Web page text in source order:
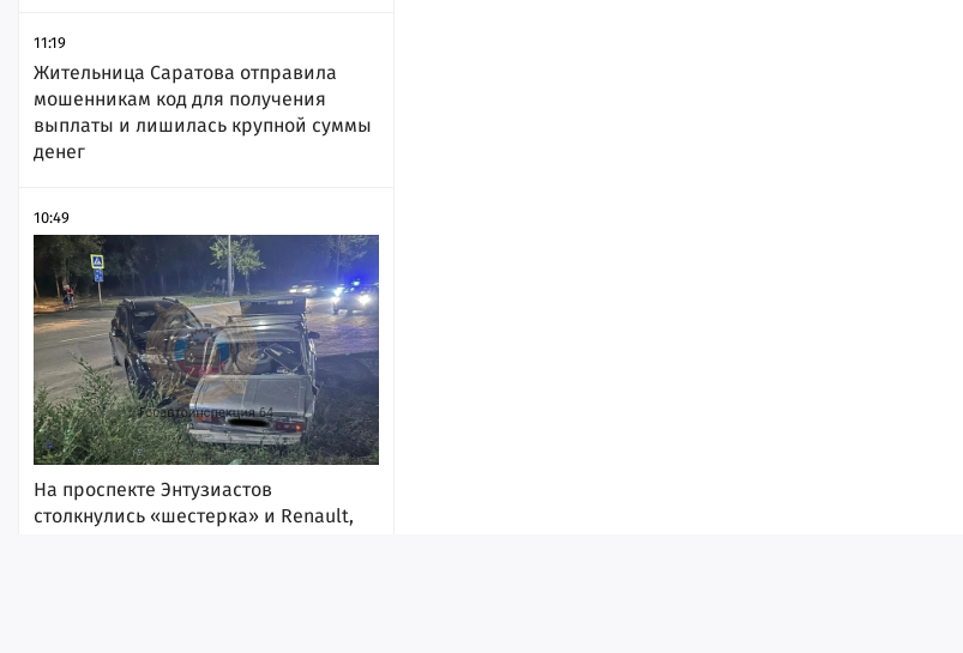
11:19
Жительница Саратова отправила
мошенникам код для получения
выплаты и лишилась крупной суммы
денег
10:49
На проспекте Энтузиастов
столкнулись «шестерка» и Renault,